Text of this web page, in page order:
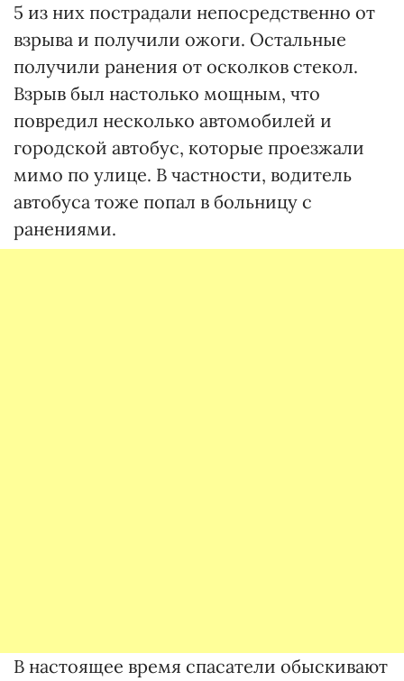
5 из них пострадали непосредственно от
взрыва и получили ожоги. Остальные
получили ранения от осколков стекол.
Взрыв был настолько мощным, что
повредил несколько автомобилей и
городской автобус, которые проезжали
мимо по улице. В частности, водитель
автобуса тоже попал в больницу с
ранениями.
В настоящее время спасатели обыскивают